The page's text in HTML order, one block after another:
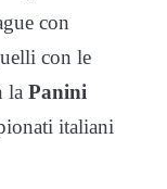
con
con le
la Panini
italiani